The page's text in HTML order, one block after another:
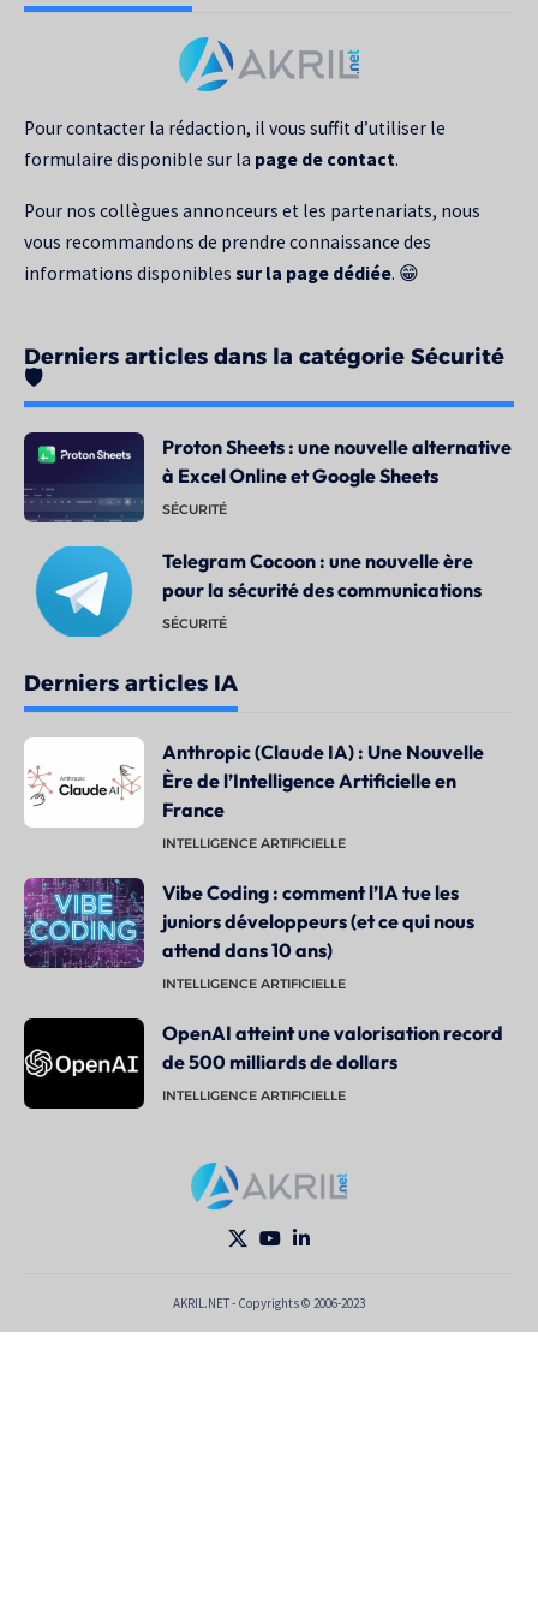
recherche
Pour contacter la rédaction, il vous suffit d’utiliser le
formulaire disponible sur la page de contact.
Pour nos collègues annonceurs et les partenariats, nous
vous recommandons de prendre connaissance des
informations disponibles sur la page dédiée. 😁
Derniers articles dans la catégorie Sécurité
🛡️
Proton Sheets : une nouvelle alternative
à Excel Online et Google Sheets
SÉCURITÉ
Telegram Cocoon : une nouvelle ère
pour la sécurité des communications
SÉCURITÉ
Derniers articles IA
Anthropic (Claude IA) : Une Nouvelle
Ère de l’Intelligence Artificielle en
France
INTELLIGENCE ARTIFICIELLE
Vibe Coding : comment l’IA tue les
juniors développeurs (et ce qui nous
attend dans 10 ans)
INTELLIGENCE ARTIFICIELLE
OpenAI atteint une valorisation record
de 500 milliards de dollars
INTELLIGENCE ARTIFICIELLE
AKRIL.NET - Copyrights © 2006-2023